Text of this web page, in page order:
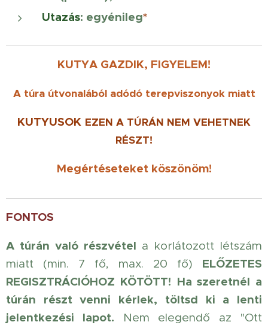
Utazás: egyénileg*
KUTYA GAZDIK, FIGYELEM!
A túra útvonalából adódó terepviszonyok miatt
KUTYUSOK EZEN A TÚRÁN NEM VEHETNEK
RÉSZT!
Megértéseteket köszönöm!
FONTOS
A túrán való részvétel a korlátozott létszám
miatt (min. 7 fő, max. 20 fő) ELŐZETES
REGISZTRÁCIÓHOZ KÖTÖTT! Ha szeretnél a
túrán részt venni kérlek, töltsd ki a lenti
jelentkezési lapot. Nem elegendő az "Ott